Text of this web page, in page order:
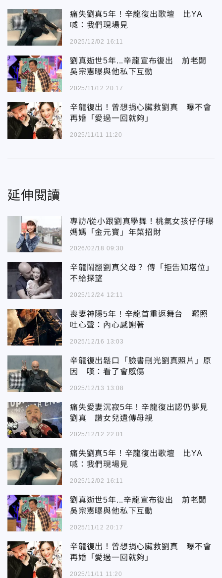
痛失劉真5年！辛龍復出歌壇 比YA
喊：我們現場見
2025/12/02 16:11
劉真逝世5年...辛龍宣布復出 前老闆
吳宗憲曝與他私下互動
2025/11/12 20:17
辛龍復出！曾想捐心臟救劉真 曝不會
再婚「愛過一回就夠」
2025/11/11 11:20
延伸閱讀
專訪/從小跟劉真學舞！桃氣女孩仔仔曝
媽媽「金元寶」年菜招財
2026/02/18 09:30
辛龍鬧翻劉真父母？ 傳「拒告知塔位」
不給探望
2025/12/24 12:11
喪妻神隱5年！辛龍首重返舞台 曬照
吐心聲：內心感謝著
2025/12/16 13:03
辛龍復出鬆口「臉書刪光劉真照片」原
因 嘆：看了會感傷
2025/12/13 13:08
痛失愛妻沉寂5年！辛龍復出認仍夢見
劉真 讚女兒遺傳母親
2025/12/12 22:01
痛失劉真5年！辛龍復出歌壇 比YA
喊：我們現場見
2025/12/02 16:11
劉真逝世5年...辛龍宣布復出 前老闆
吳宗憲曝與他私下互動
2025/11/12 20:17
辛龍復出！曾想捐心臟救劉真 曝不會
再婚「愛過一回就夠」
2025/11/11 11:20